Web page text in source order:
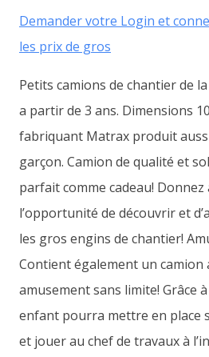
Demander votre Login et
les prix de gros
Petits camions de chantier de
a partir de 3 ans. Dimensions
fabriquant Matrax produit
garçon. Camion de qualité et
parfait comme cadeau!
l’opportunité de découvrir et
les gros engins de chantier!
Contient également un camion
amusement sans limite! Grâce
enfant pourra mettre en place
et jouer au chef de travaux à